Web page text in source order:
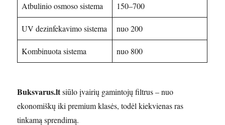
Atbulinio osmoso sistema 150–700
UV dezinfekavimo sistema nuo 200
Kombinuota sistema nuo 800
Buksvarus.ltsiūlo įvairių gamintojų filtrus – nuo
ekonomiškų iki premium klasės, todėl kiekvienas ras
tinkamą sprendimą.